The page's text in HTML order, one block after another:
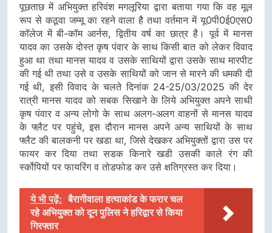
पूछताछ में अभियुक्त हरिवंश मगलूरिया द्वारा बताया गया कि वह मूल
रूप से कठूवा जम्मू का रहने वाला है तथा वर्तमान में यू0पी0ई0एस0
कॉलेज में बी-कॉम आर्नस, द्वितीय वर्ष का छात्र है। पूर्व में मानस
यादव का उसके दोस्त कृष पंवार के साथ किसी बात को लेकर विवाद
हुआ था तथा मानस यादव व उसके साथियों द्वारा उसके साथ मारपीट
की गई थी तथा उसे व उसके साथियों को जान से मारने की धमकी दी
गई थी, इसी विवाद के चलते दिनांक 24-25/03/2025 की देर
रात्री मानस यादव को सबक सिखाने के लिये अभियुक्त अपने साथी
कृष पंवार व अन्य लोगो के साथ अलग-अलग वाहनों से मानस यादव
के फ्लैट पर पहुंचे, इस दौरान मानस अपने अन्य साथियों के साथ
फ्लैट की बालकनी पर खडा था, जिसे देखकर अभियुक्तों द्वारा उस पर
फायर कर दिया तथा सडक किनारे खडी उसकी काले रंग की
र्स्कोपियों पर फायरिंग व तोडफोड कर उसे क्षतिग्रस्त कर दिया।
ये भी पढ़ें: बैरागीवाला हत्याकांड के फरार चल
रहे अभियुक्त को दून पुलिस ने हरिद्वार से किया
गिरफ्तार